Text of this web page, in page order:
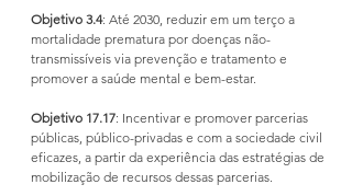
Objetivo 3.4: Até 2030, reduzir em um terço a
mortalidade prematura por doenças não-
transmissíveis via prevenção e tratamento e
promover a saúde mental e bem-estar.​
Objetivo 17.17: Incentivar e promover parcerias
públicas, público-privadas e com a sociedade civil
eficazes, a partir da experiência das estratégias de
mobilização de recursos dessas parcerias.